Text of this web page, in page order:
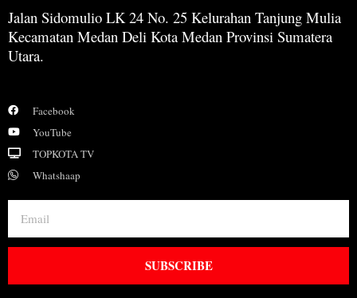
Jalan Sidomulio LK 24 No. 25 Kelurahan Tanjung Mulia
Kecamatan Medan Deli Kota Medan Provinsi Sumatera
Utara.
Facebook
YouTube
TOPKOTA TV
Whatshaap
SUBSCRIBE